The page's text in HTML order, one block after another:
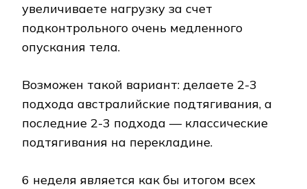
увеличиваете нагрузку за счет
подконтрольного очень медленного
опускания тела.
Возможен такой вариант: делаете 2-3
подхода австралийские подтягивания, а
последние 2-3 подхода — классические
подтягивания на перекладине.
6 неделя является как бы итогом всех